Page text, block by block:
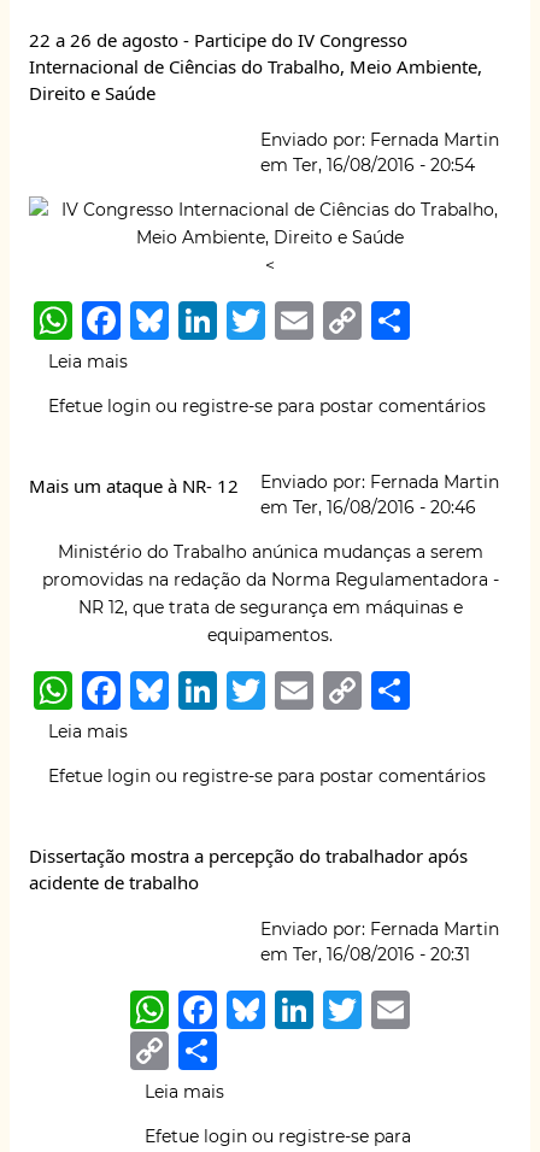
A
p
p
b
o
o
k
y
dI
n
r
Li
n
26
e
27
22 a 26 de agosto - Participe do IV Congresso
Internacional de Ciências do Trabalho, Meio Ambiente,
Direito e Saúde
Enviado por: Fernada Martin
em Ter, 16/08/2016 - 20:54
<
W
h
at
A
p
F
a
c
b
o
o
k
B
lu
e
k
Li
n
k
dI
T
w
it
r
E
m
ai
C
o
p
Li
n
k
ar
Leia mais
a
agosto
do
IV
Congresso
Internacional
Ciências
do
Meio
Ambiente,
Saúde
Efetue login ou registre-se para postar comentários
Mais um ataque à NR- 12 Enviado por: Fernada Martin
em Ter, 16/08/2016 - 20:46
Ministério do Trabalho anúnica mudanças a serem
promovidas na redação da Norma Regulamentadora -
NR 12, que trata de segurança em máquinas e
equipamentos.
W
h
at
A
p
F
a
c
b
o
B
lu
e
k
y
Li
n
k
dI
T
w
it
r
E
m
ai
C
o
p
Li
k
ar
Leia mais
um
NR-
12
Efetue login ou registre-se para postar comentários
Dissertação mostra a percepção do trabalhador após
acidente de trabalho
Enviado por: Fernada Martin
em Ter, 16/08/2016 - 20:31
W
h
at
s
F
a
c
e
B
lu
s
Li
n
e
T
w
te
C
o
p
h
ar
Leia mais
mostra
Efetue login ou registre-se para